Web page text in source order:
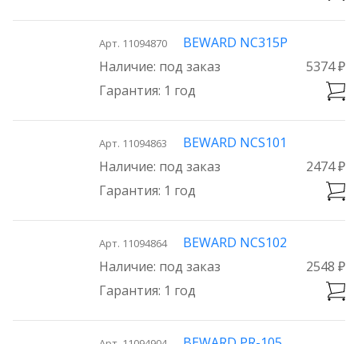
под заказ
Арт. 11094870
BEWARD NC315P
5374 ₽
1 год
под заказ
Арт. 11094863
BEWARD NCS101
2474 ₽
1 год
под заказ
Арт. 11094864
BEWARD NCS102
2548 ₽
1 год